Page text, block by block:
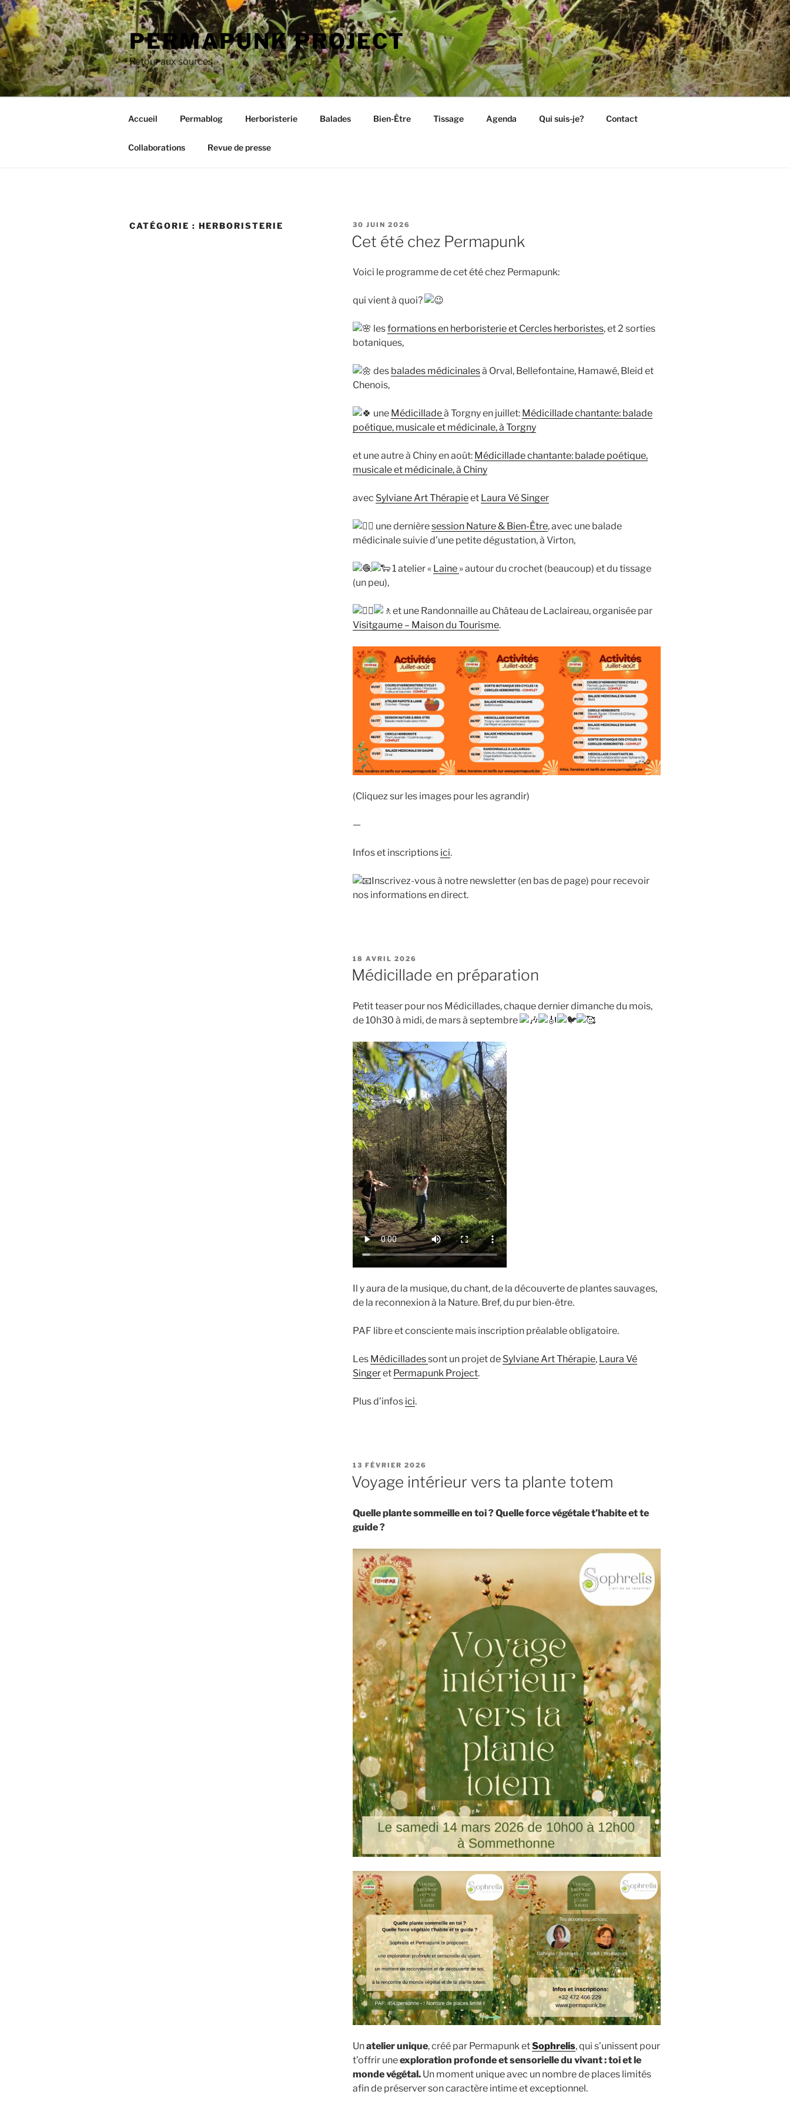
Aller
au
contenu
principal
PERMAPUNK PROJECT
Retour aux sources
Accueil Permablog Herboristerie Balades Bien-Être Tissage Agenda Qui suis-je? Contact
Collaborations Revue de presse
CATÉGORIE : HERBORISTERIE
PUBLIÉ
LE
30 JUIN 2026
Cet été chez Permapunk
Voici le programme de cet été chez Permapunk:
qui vient à quoi?
lesformations en herboristerie et Cercles herboristes, et 2 sorties
botaniques,
des balades médicinalesà Orval, Bellefontaine, Hamawé, Bleid et
Chenois,
une Médicilladeà Torgny en juillet: Médicillade chantante: balade
poétique, musicale et médicinale, à Torgny
et une autre à Chiny en août: Médicillade chantante: balade poétique,
musicale et médicinale, à Chiny
avec Sylviane Art Thérapieet Laura Vé Singer
une dernièresession Nature & Bien-Être, avec une balade
médicinale suivie d’une petite dégustation, à Virton,
1 atelier « Laine » autour du crochet (beaucoup) et du tissage
(un peu),
et une Randonnaille au Château de Laclaireau, organisée par
Visitgaume – Maison du Tourisme.
(Cliquez sur les images pour les agrandir)
—
Infos et inscriptions ici.
Inscrivez-vous à notre newsletter (en bas de page) pour recevoir
nos informations en direct.
PUBLIÉ
LE
18 AVRIL 2026
Médicillade en préparation
Petit teaser pour nos Médicillades, chaque dernier dimanche du mois,
de 10h30 à midi, de mars à septembre
Il y aura de la musique, du chant, de la découverte de plantes sauvages,
de la reconnexion à la Nature. Bref, du pur bien-être.
PAF libre et consciente mais inscription préalable obligatoire.
Les Médicilladessont un projet de Sylviane Art Thérapie, Laura Vé
Singeret Permapunk Project.
Plus d’infos ici.
PUBLIÉ
LE
13 FÉVRIER 2026
Voyage intérieur vers ta plante totem
Quelle plante sommeille en toi ?Quelle force végétale t’habite et te
guide ?
Unatelier unique, créé par Permapunk etSophrelis, qui s’unissent pour
t’offrir uneexploration profonde et sensorielle du vivant : toi et le
monde végétal.Un moment unique avec un nombre de places limités
afin de préserver son caractère intime et exceptionnel.